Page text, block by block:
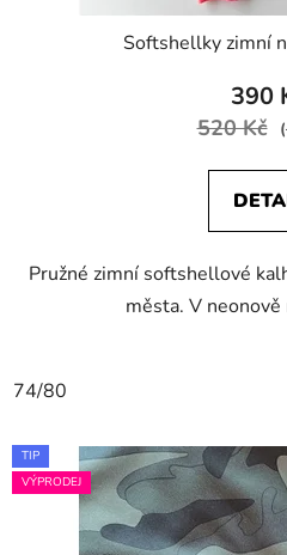
Softshellky zimní
390
520 Kč
Pružné zimní softshellové
města. V neonově
74/80
TIP
VÝPRODEJ